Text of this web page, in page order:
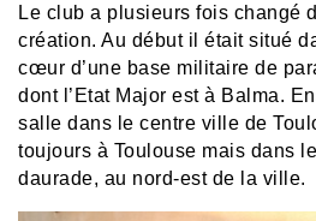
Le club a plusieurs fois changé
création. Au début il était situé
cœur d’une base militaire de
dont l’Etat Major est à Balma.
salle dans le centre ville de
toujours à Toulouse mais dans le
daurade, au nord-est de la ville.